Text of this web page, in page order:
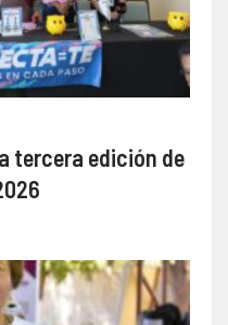
tercera edición de